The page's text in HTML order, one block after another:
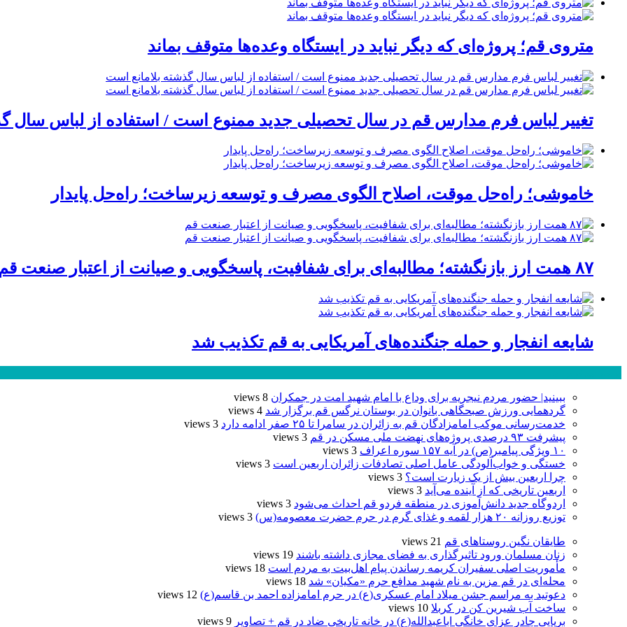
متروی قم؛ پروژه‌ای که دیگر نباید در ایستگاه وعده‌ها متوقف بماند
تغییر لباس فرم مدارس قم در سال تحصیلی جدید ممنوع است / استفاده از لباس سال
خاموشی؛ راه‌حل موقت، اصلاح الگوی مصرف و توسعه زیرساخت؛ راه‌حل پایدار
۸۷ همت ارز بازنگشته؛ مطالبه‌ای برای شفافیت، پاسخگویی و صیانت از اعتبار صنعت قم
شایعه انفجار و حمله جنگنده‌های آمریکایی به قم تکذیب شد
ببینید| حضور مردم نیجریه برای وداع با امام شهید امت در جمکران 8 views
گردهمایی ورزش صبحگاهی بانوان در بوستان نرگس قم برگزار شد 4 views
خدمت‌رسانی موکب امامزادگان قم به زائران در سامرا تا ۲۵ صفر ادامه دارد
3 views
پیشرفت ۹۳ درصدی پروژه‌های نهضت ملی مسکن در قم
3 views
۱۰ ویژگی پیامبر(ص) در آیه ۱۵۷ سوره اعراف
3 views
خستگی و خواب‌آلودگی عامل اصلی تصادفات زائران اربعین است 3 views
چرا اربعین بیش از یک زیارت است؟ 3 views
اربعین تاریخی که از آینده می‌آید 3 views
اردوگاه جدید دانش‌آموزی در منطقه فردو قم احداث می‌شود 3 views
توزیع روزانه ۲۰ هزار لقمه و غذای گرم در حرم حضرت معصومه(س)
3 views
طایقان نگین روستاهای قم 21 views
زنان مسلمان ورود تاثیرگذاری به فضای مجازی داشته باشند 19 views
مأموریت اصلی سفیران کریمه رساندن پیام اهل‌بیت به مردم است 18 views
محله‌ای در قم مزین به نام شهید مدافع حرم «مکیان» شد 18 views
دعوتید به مراسم جشن میلاد امام عسکری(ع) در حرم امامزاده احمد بن قاسم(ع) 12 views
ساخت آب شیرین کن در کربلا 10 views
برپایی چادر عزای خانگی اباعبدالله(ع) در خانه تاریخی ضاد در قم + تصاویر 9 views